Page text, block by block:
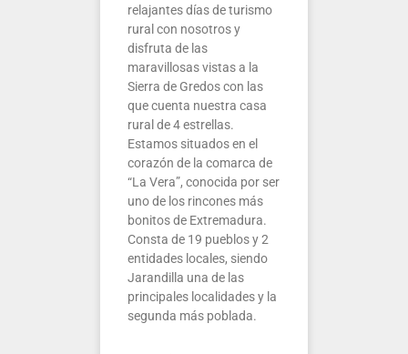
relajantes días de turismo
rural con nosotros y
disfruta de las
maravillosas vistas a la
Sierra de Gredos con las
que cuenta nuestra casa
rural de 4 estrellas.
Estamos situados en el
corazón de la comarca de
“La Vera”, conocida por ser
uno de los rincones más
bonitos de Extremadura.
Consta de 19 pueblos y 2
entidades locales, siendo
Jarandilla una de las
principales localidades y la
segunda más poblada.